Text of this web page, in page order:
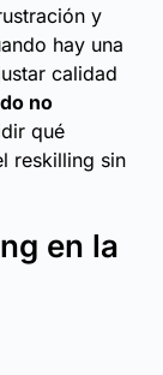
y
hay una
calidad
no
qué
reskilling sin
en la